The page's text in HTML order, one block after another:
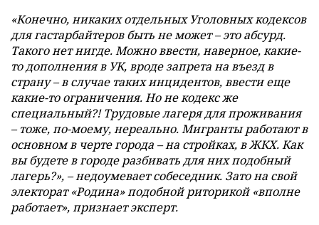
«Конечно, никаких отдельных Уголовных кодексов
для гастарбайтеров быть не может – это абсурд.
Такого нет нигде. Можно ввести, наверное, какие-
то дополнения в УК, вроде запрета на въезд в
страну – в случае таких инцидентов, ввести еще
какие-то ограничения. Но не кодекс же
специальный?! Трудовые лагеря для проживания
– тоже, по-моему, нереально. Мигранты работают в
основном в черте города – на стройках, в ЖКХ. Как
вы будете в городе разбивать для них подобный
лагерь?», – недоумевает собеседник. Зато на свой
электорат «Родина» подобной риторикой «вполне
работает», признает эксперт.